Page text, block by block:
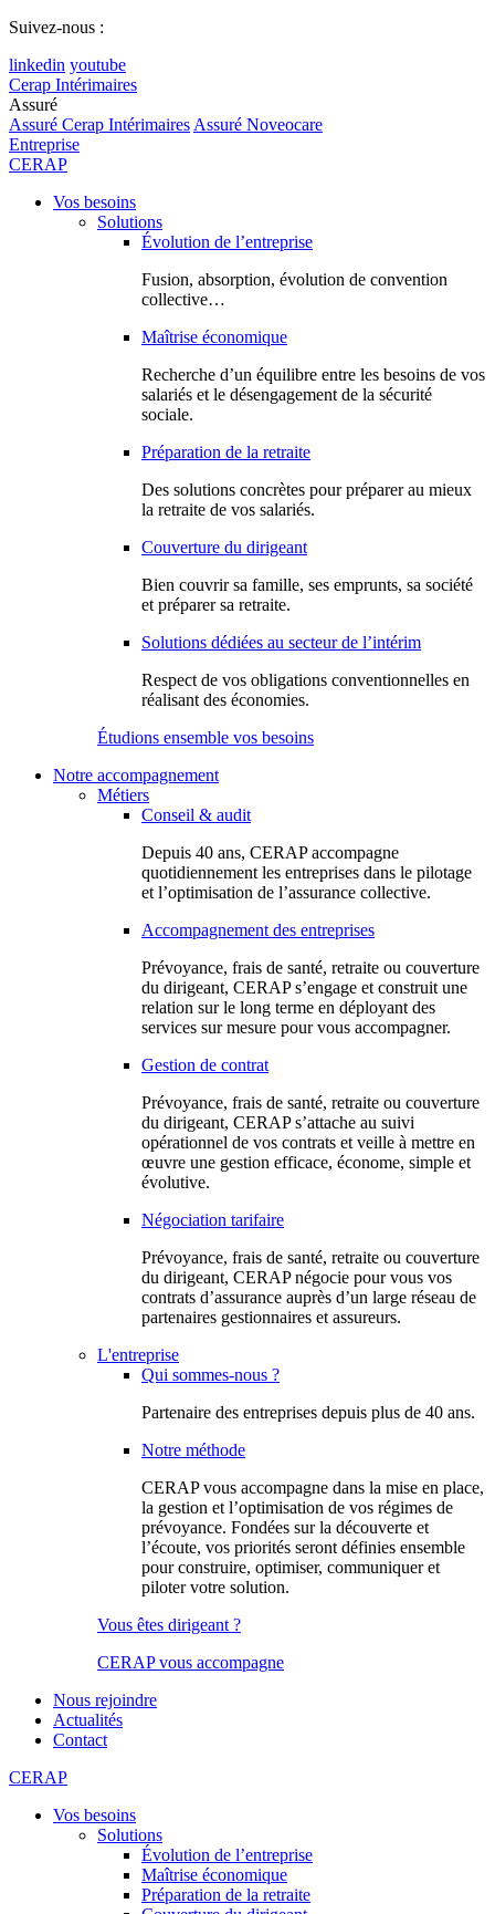
Suivez-nous :
linkedin youtube
Cerap Intérimaires
Assuré
Assuré Cerap Intérimaires Assuré Noveocare
Entreprise
CERAP
Vos besoins
Solutions
Évolution de l’entreprise
Fusion, absorption, évolution de convention
collective…
Maîtrise économique
Recherche d’un équilibre entre les besoins de vos
salariés et le désengagement de la sécurité
sociale.
Préparation de la retraite
Des solutions concrètes pour préparer au mieux
la retraite de vos salariés.
Couverture du dirigeant
Bien couvrir sa famille, ses emprunts, sa société
et préparer sa retraite.
Solutions dédiées au secteur de l’intérim
Respect de vos obligations conventionnelles en
réalisant des économies.
Étudions ensemble vos besoins
Notre accompagnement
Métiers
Conseil & audit
Depuis 40 ans, CERAP accompagne
quotidiennement les entreprises dans le pilotage
et l’optimisation de l’assurance collective.
Accompagnement des entreprises
Prévoyance, frais de santé, retraite ou couverture
du dirigeant, CERAP s’engage et construit une
relation sur le long terme en déployant des
services sur mesure pour vous accompagner.
Gestion de contrat
Prévoyance, frais de santé, retraite ou couverture
du dirigeant, CERAP s’attache au suivi
opérationnel de vos contrats et veille à mettre en
œuvre une gestion efficace, économe, simple et
évolutive.
Négociation tarifaire
Prévoyance, frais de santé, retraite ou couverture
du dirigeant, CERAP négocie pour vous vos
contrats d’assurance auprès d’un large réseau de
partenaires gestionnaires et assureurs.
L'entreprise
Qui sommes-nous ?
Partenaire des entreprises depuis plus de 40 ans.
Notre méthode
CERAP vous accompagne dans la mise en place,
la gestion et l’optimisation de vos régimes de
prévoyance. Fondées sur la découverte et
l’écoute, vos priorités seront définies ensemble
pour construire, optimiser, communiquer et
piloter votre solution.
Vous êtes dirigeant ?
CERAP vous accompagne
Nous rejoindre
Actualités
Contact
CERAP
Vos besoins
Solutions
Évolution de l’entreprise
Maîtrise économique
Préparation de la retraite